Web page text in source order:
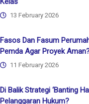
13 February 2026
Fasos Dan Fasum
Pemda Agar Proyek
11 February 2026
Di Balik Strategi ‘Banting
Pelanggaran Hukum?